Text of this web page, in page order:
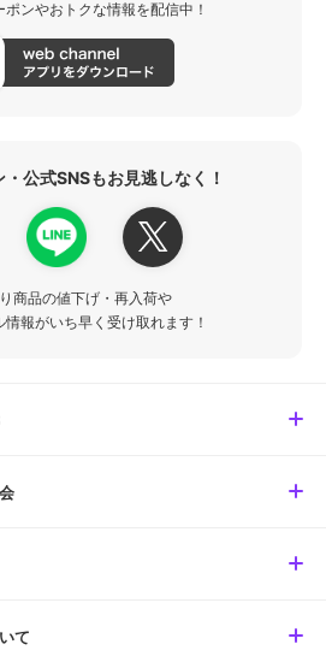
ンやおトクな情報を配信中！
・公式SNSもお見逃しなく！
商品の値下げ・再入荷や
報がいち早く受け取れます！
て